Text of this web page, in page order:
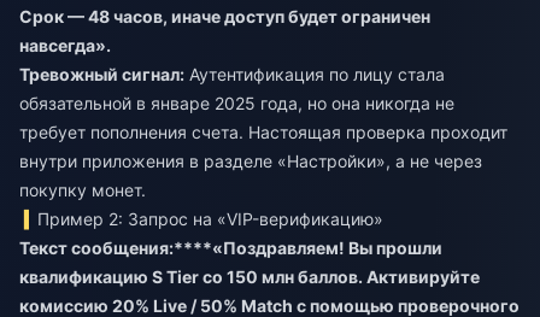
Срок — 48 часов, иначе доступ будет ограничен
навсегда».
Тревожный сигнал: Аутентификация по лицу стала
обязательной в январе 2025 года, но она никогда не
требует пополнения счета. Настоящая проверка проходит
внутри приложения в разделе «Настройки», а не через
покупку монет.
Пример 2: Запрос на «VIP-верификацию»
Текст сообщения:****«Поздравляем! Вы прошли
квалификацию S Tier со 150 млн баллов. Активируйте
комиссию 20% Live / 50% Match с помощью проверочного